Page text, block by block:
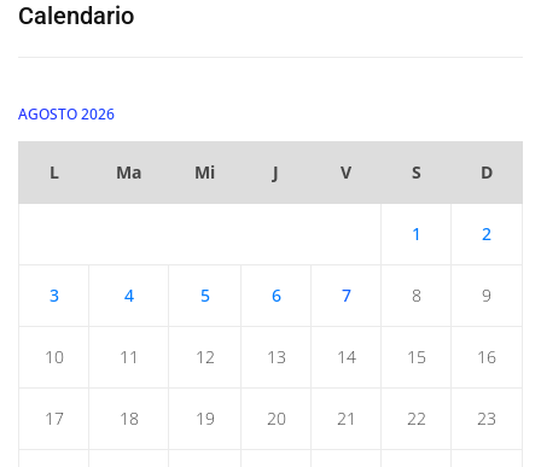
Calendario
AGOSTO 2026
L Ma Mi J V S D
1 2
3 4 5 6 7 8 9
10 11 12 13 14 15 16
17 18 19 20 21 22 23